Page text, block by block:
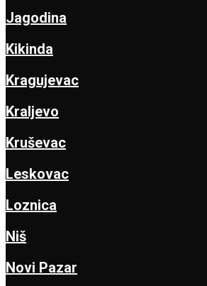
Jagodina
Kikinda
Kragujevac
Kraljevo
Kruševac
Leskovac
Loznica
Niš
Novi Pazar